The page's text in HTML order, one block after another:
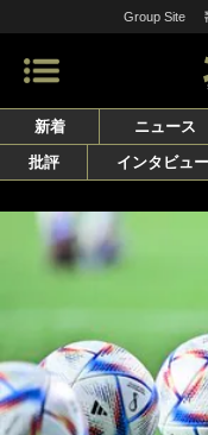
Group Site
新着 ニュース
批評
インタビュー